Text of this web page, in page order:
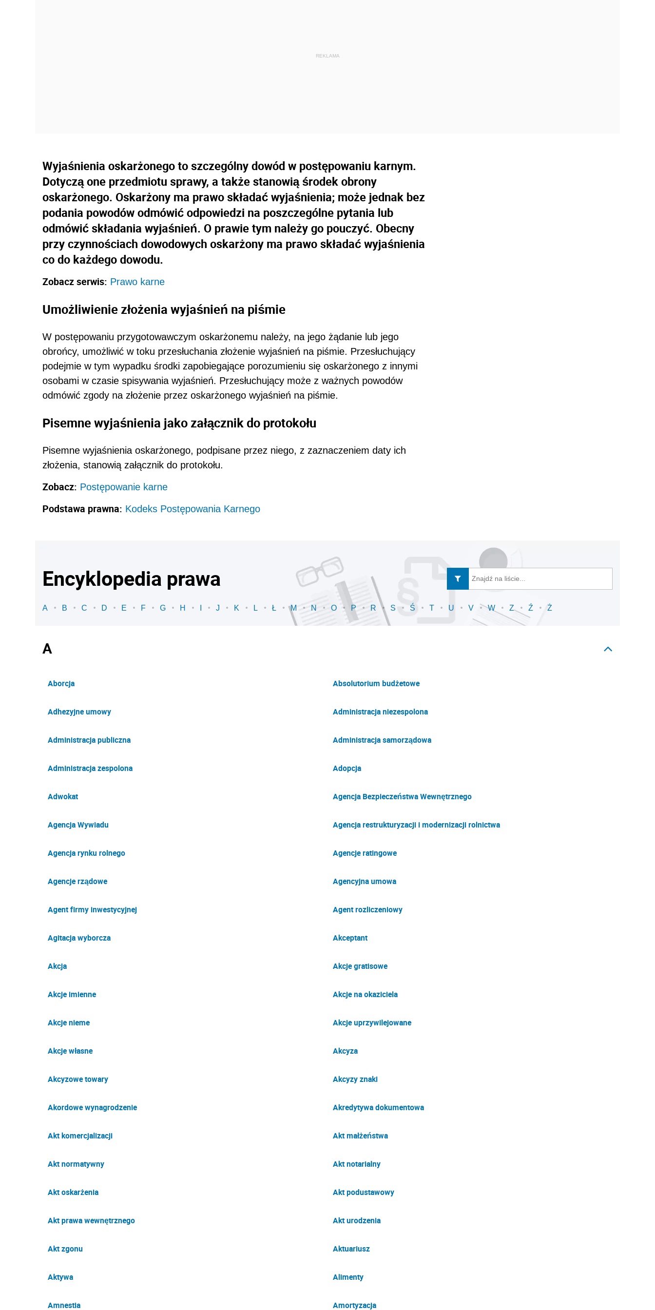
Wyjaśnienia oskarżonego to szczególny dowód w postępowaniu karnym.
Dotyczą one przedmiotu sprawy, a także stanowią środek obrony
oskarżonego. Oskarżony ma prawo składać wyjaśnienia; może jednak bez
podania powodów odmówić odpowiedzi na poszczególne pytania lub
odmówić składania wyjaśnień. O prawie tym należy go pouczyć. Obecny
przy czynnościach dowodowych oskarżony ma prawo składać wyjaśnienia
co do każdego dowodu.
Zobacz serwis: Prawo karne
Umożliwienie złożenia wyjaśnień na piśmie
W postępowaniu przygotowawczym oskarżonemu należy, na jego żądanie lub jego
obrońcy, umożliwić w toku przesłuchania złożenie wyjaśnień na piśmie. Przesłuchujący
podejmie w tym wypadku środki zapobiegające porozumieniu się oskarżonego z innymi
osobami w czasie spisywania wyjaśnień. Przesłuchujący może z ważnych powodów
odmówić zgody na złożenie przez oskarżonego wyjaśnień na piśmie.
Pisemne wyjaśnienia jako załącznik do protokołu
Pisemne wyjaśnienia oskarżonego, podpisane przez niego, z zaznaczeniem daty ich
złożenia, stanowią załącznik do protokołu.
Zobacz: Postępowanie karne
Podstawa prawna: Kodeks Postępowania Karnego
Encyklopedia prawa
A B C D E F G H J K L Ł M N O P R S Ś T U V W Z Ź Ż
A
Aborcja Absolutorium budżetowe
Adhezyjne umowy Administracja niezespolona
Administracja publiczna Administracja samorządowa
Administracja zespolona Adopcja
Adwokat Agencja Bezpieczeństwa Wewnętrznego
Agencja Wywiadu Agencja restrukturyzacji i modernizacji rolnictwa
Agencja rynku rolnego Agencje ratingowe
Agencje rządowe Agencyjna umowa
Agent firmy inwestycyjnej Agent rozliczeniowy
Agitacja wyborcza Akceptant
Akcja Akcje gratisowe
Akcje imienne Akcje na okaziciela
Akcje nieme Akcje uprzywilejowane
Akcje własne Akcyza
Akcyzowe towary Akcyzy znaki
Akordowe wynagrodzenie Akredytywa dokumentowa
Akt komercjalizacji Akt małżeństwa
Akt normatywny Akt notarialny
Akt oskarżenia Akt podustawowy
Akt prawa wewnętrznego Akt urodzenia
Akt zgonu Aktuariusz
Aktywa Alimenty
Amnestia Amortyzacja